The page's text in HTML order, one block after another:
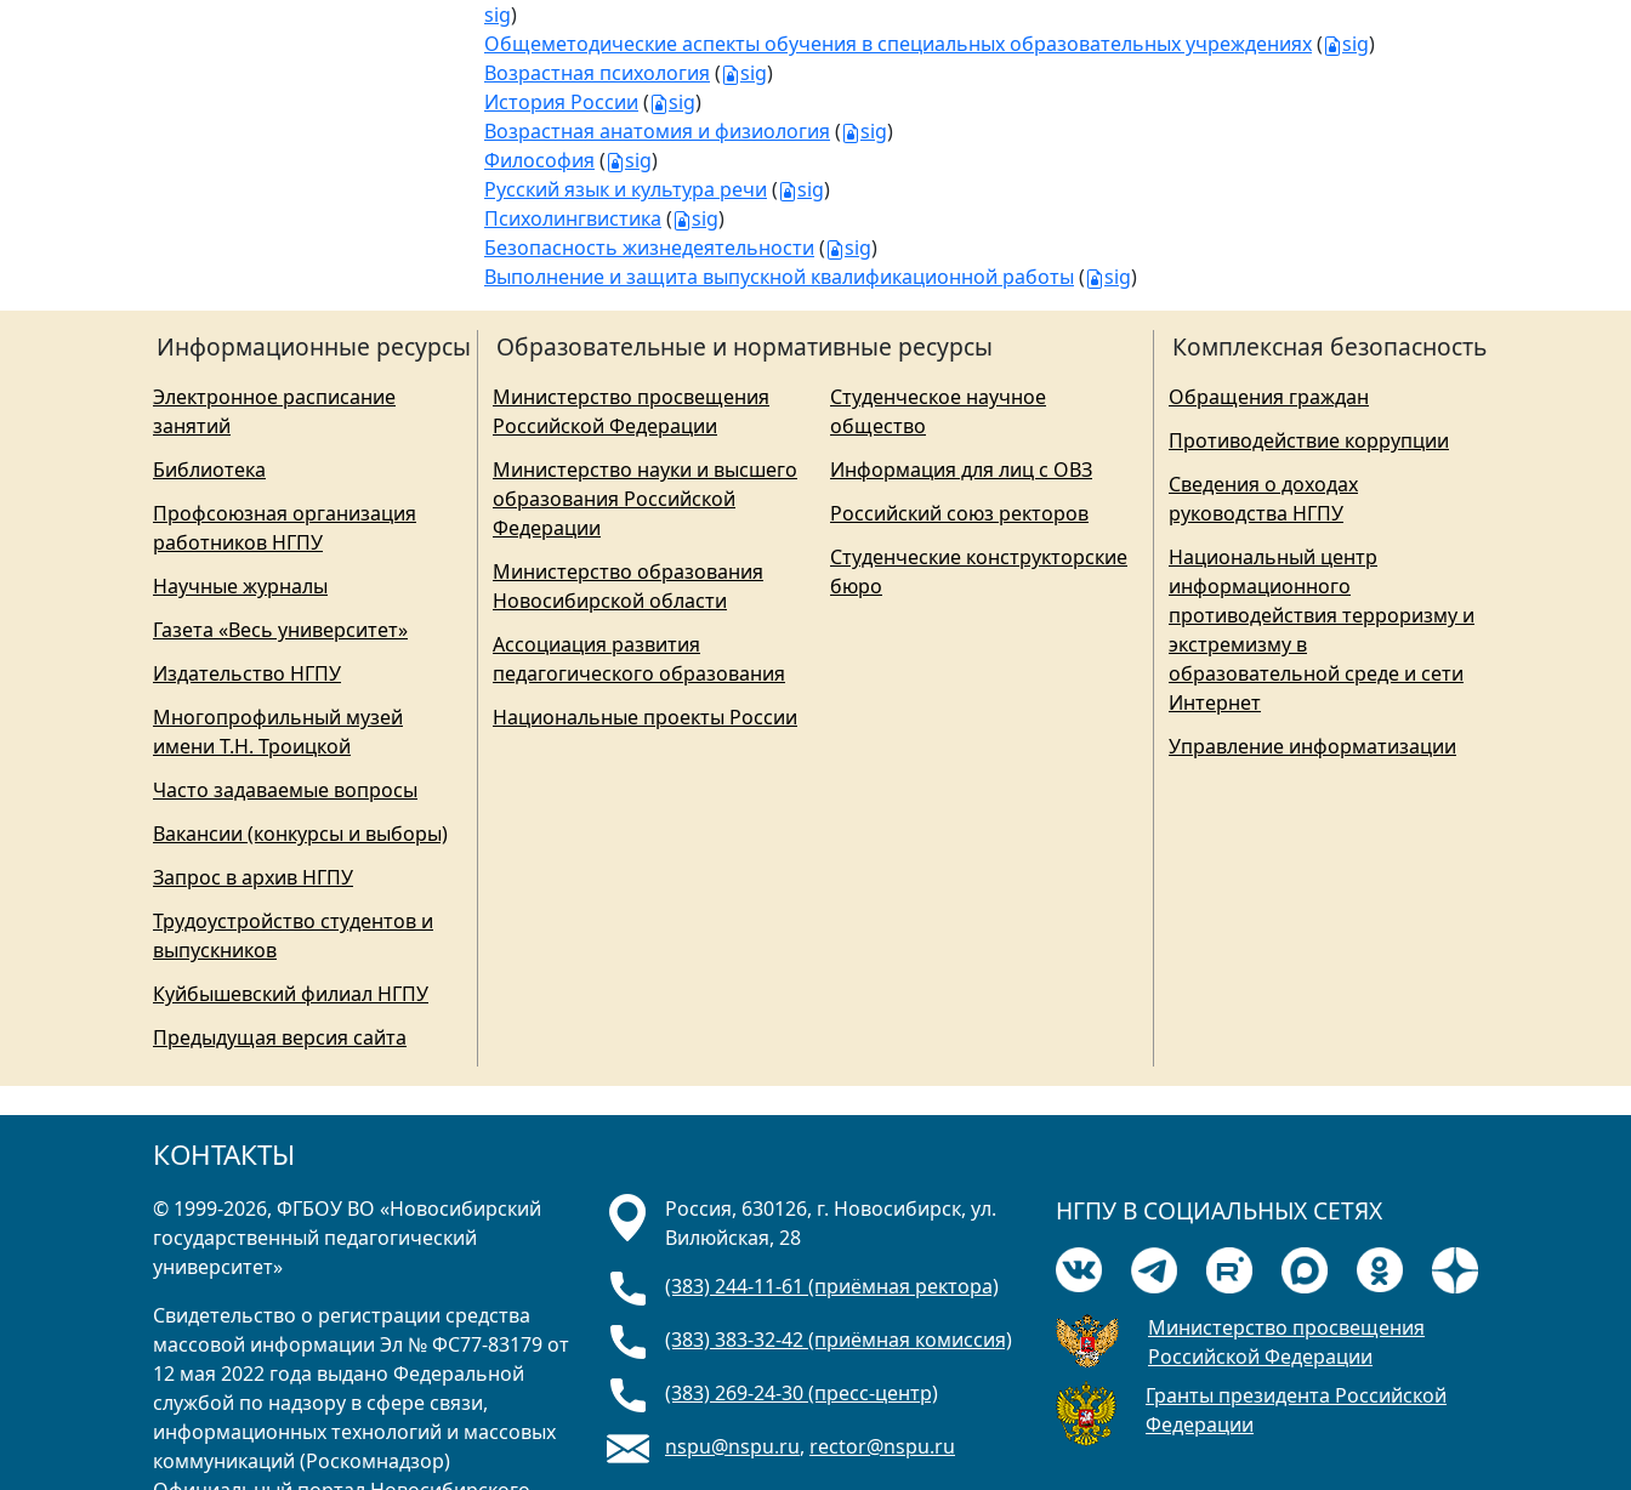
sig)
Общеметодические аспекты обучения в специальных образовательных учреждениях( sig)
Возрастная психология ( sig)
История России ( sig)
Возрастная анатомия и физиология ( sig)
Философия ( sig)
Русский язык и культура речи ( sig)
Психолингвистика ( sig)
Безопасность жизнедеятельности ( sig)
Выполнение и защита выпускной квалификационной работы ( sig)
Информационные ресурсы
Электронное расписание
занятий
Библиотека
Профсоюзная организация
работников НГПУ
Научные журналы
Газета «Весь университет»
Издательство НГПУ
Многопрофильный музей
имени Т.Н. Троицкой
Часто задаваемые вопросы
Вакансии (конкурсы и выборы)
Запрос в архив НГПУ
Трудоустройство студентов и
выпускников
Куйбышевский филиал НГПУ
Предыдущая версия сайта
Образовательные и нормативные ресурсы
Министерство просвещения
Российской Федерации
Министерство науки и высшего
образования Российской
Федерации
Министерство образования
Новосибирской области
Ассоциация развития
педагогического образования
Национальные проекты России
Студенческое научное
общество
Информация для лиц с ОВЗ
Российский союз ректоров
Студенческие конструкторские
бюро
Комплексная безопасность
Обращения граждан
Противодействие коррупции
Сведения о доходах
руководства НГПУ
Национальный центр
информационного
противодействия терроризму и
экстремизму в
образовательной среде и сети
Интернет
Управление информатизации
КОНТАКТЫ
© 1999-2026, ФГБОУ ВО «Новосибирский
государственный педагогический
университет»
Свидетельство о регистрации средства
массовой информации Эл № ФС77-83179 от
12 мая 2022 года выдано Федеральной
службой по надзору в сфере связи,
информационных технологий и массовых
коммуникаций (Роскомнадзор)
Россия, 630126, г. Новосибирск, ул.
Вилюйская, 28
(383) 244-11-61 (приёмная ректора)
(383) 383-32-42 (приёмная комиссия)
(383) 269-24-30 (пресс-центр)
nspu@nspu.ru, rector@nspu.ru
НГПУ В СОЦИАЛЬНЫХ СЕТЯХ
Министерство просвещения
Российской Федерации
Гранты президента Российской
Федерации